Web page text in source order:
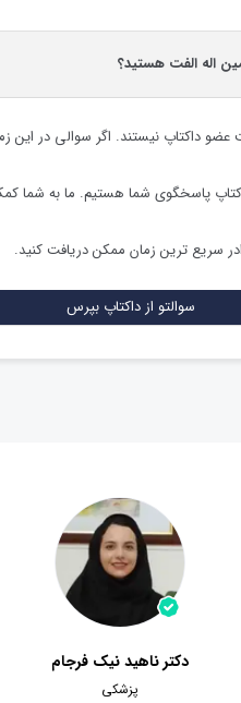
اله الفت هستید؟
عضو داکتاپ نیستند. اگر سوالی در این
پاسخگوی شما هستیم. ما به شما
سریع ترین زمان ممکن دریافت کنید.
سوالتو از داکتاپ بپرس
دکتر ناهید نیک فرجام
پزشکی